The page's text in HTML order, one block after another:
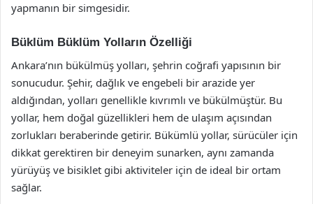
yapmanın bir simgesidir.
Büklüm Büklüm Yolların Özelliği
Ankara’nın bükülmüş yolları, şehrin coğrafi yapısının bir
sonucudur. Şehir, dağlık ve engebeli bir arazide yer
aldığından, yolları genellikle kıvrımlı ve bükülmüştür. Bu
yollar, hem doğal güzellikleri hem de ulaşım açısından
zorlukları beraberinde getirir. Bükümlü yollar, sürücüler için
dikkat gerektiren bir deneyim sunarken, aynı zamanda
yürüyüş ve bisiklet gibi aktiviteler için de ideal bir ortam
sağlar.